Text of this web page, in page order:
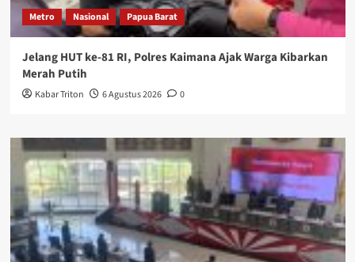
Metro Nasional Papua Barat
Jelang HUT ke-81 RI, Polres Kaimana Ajak Warga Kibarkan
Merah Putih
Kabar Triton 6 Agustus 2026 0